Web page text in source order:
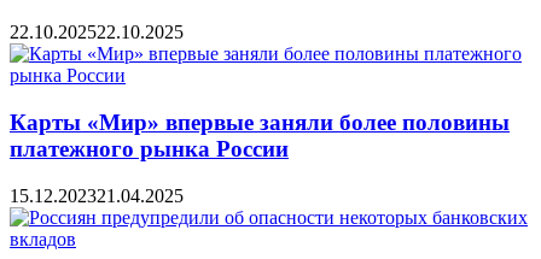
22.10.202522.10.2025
Карты «Мир» впервые заняли более половины
платежного рынка России
15.12.202321.04.2025